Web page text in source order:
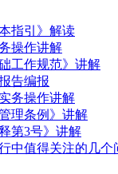
指引》解读
操作讲解
工作规范》讲解
告编报
务操作讲解
理条例》讲解
第3号》讲解
中值得关注的几